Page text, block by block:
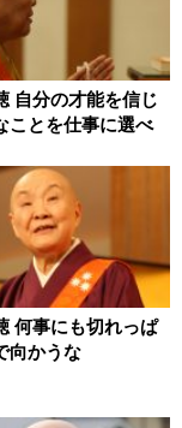
自分の才能を信じ
ことを仕事に選べ
何事にも切れっぱ
向かうな